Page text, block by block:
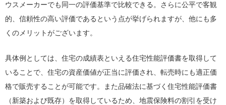
ウスメーカーでも同一の評価基準で比較できる。さらに公平で客観
的、信頼性の高い評価であるという点が挙げられますが、他にも多
くのメリットがございます。
具体例としては、住宅の成績表といえる住宅性能評価書を取得して
いることで、住宅の資産価値が正当に評価され、転売時にも適正価
格で販売することが可能です。また品確法に基づく住宅性能評価書
（新築および既存）を取得しているため、地震保険料の割引を受け